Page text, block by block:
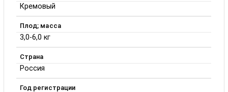
Кремовый
Плод; масса
3,0-6,0 кг
Страна
Россия
Год регистрации